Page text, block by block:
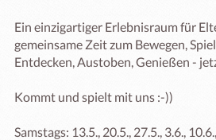
Ein einzigartiger Erlebnisraum für
gemeinsame Zeit zum Bewegen,
Entdecken, Austoben, Genießen -
Kommt und spielt mit uns :-))
Samstags: 13.5., 20.5., 27.5., 3.6.,